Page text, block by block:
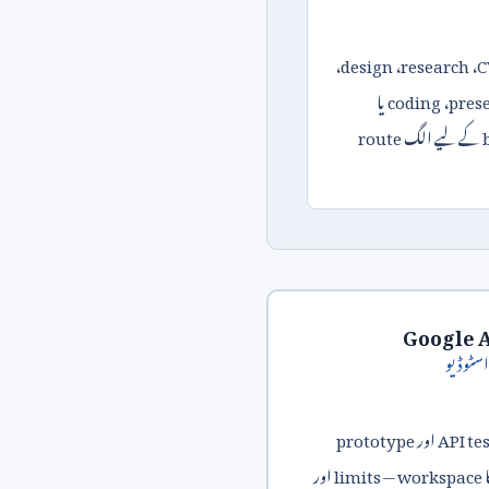
،research،design،
،codingیا
کے لیے الگroute
Google
APIاورprototype
workspace
—
limitsاور